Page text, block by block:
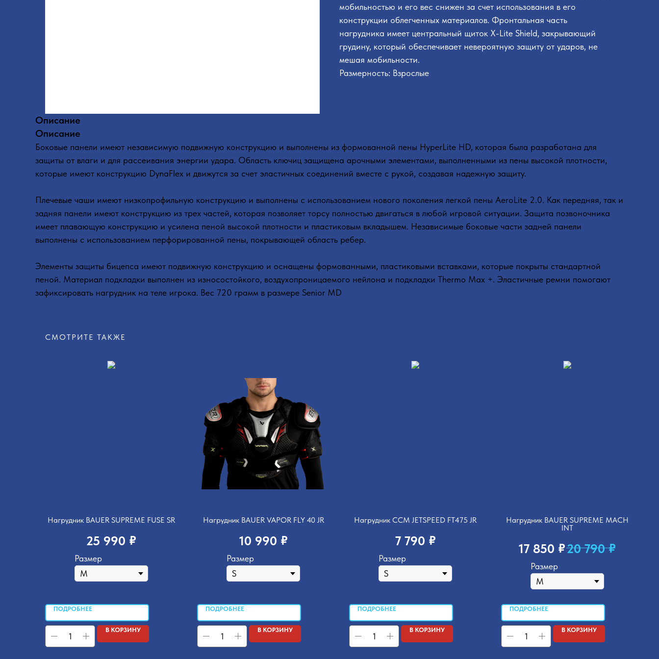
мобильностью и его вес снижен за счет использования в его
конструкции облегченных материалов. Фронтальная часть
нагрудника имеет центральный щиток X-Lite Shield, закрывающий
грудину, который обеспечивает невероятную защиту от ударов, не
мешая мобильности.
Размерность: Взрослые
Описание
Описание
Боковые панели имеют независимую подвижную конструкцию и выполнены из формованной пены HyperLite HD, которая была разработана для
защиты от влаги и для рассеивания энергии удара. Область ключиц защищена арочными элементами, выполненными из пены высокой плотности,
которые имеют конструкцию DynaFlex и движутся за счет эластичных соединений вместе с рукой, создавая надежную защиту.
Плечевые чаши имеют низкопрофильную конструкцию и выполнены с использованием нового поколения легкой пены AeroLite 2.0. Как передняя, так и
задняя панели имеют конструкцию из трех частей, которая позволяет торсу полностью двигаться в любой игровой ситуации. Защита позвоночника
имеет плавающую конструкцию и усилена пеной высокой плотности и пластиковым вкладышем. Независимые боковые части задней панели
выполнены с использованием перфорированной пены, покрывающей область ребер.
Элементы защиты бицепса имеют подвижную конструкцию и оснащены формованными, пластиковыми вставками, которые покрыты стандартной
пеной. Материал подкладки выполнен из износостойкого, воздухопроницаемого нейлона и подкладки Thermo Max +. Эластичные ремни помогают
зафиксировать нагрудник на теле игрока. Вес 720 грамм в размере Senior MD
СМОТРИТЕ ТАКЖЕ
Нагрудник BAUER SUPREME FUSE SR
25 990 ₽
Размер
ПОДРОБНЕЕ
В КОРЗИНУ
Нагрудник BAUER VAPOR FLY 40 JR
10 990 ₽
Размер
ПОДРОБНЕЕ
В КОРЗИНУ
Нагрудник CCM JETSPEED FT475 JR
7 790 ₽
Размер
ПОДРОБНЕЕ
В КОРЗИНУ
Нагрудник BAUER SUPREME MACH
INT
17 850 ₽20 790 ₽
Размер
ПОДРОБНЕЕ
В КОРЗИНУ